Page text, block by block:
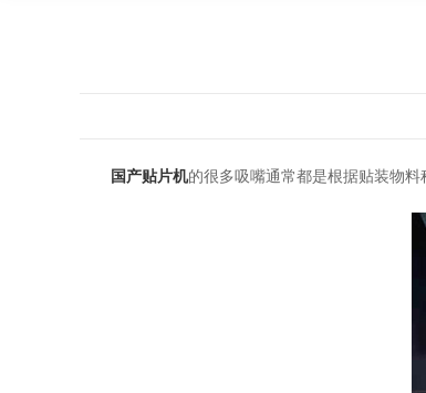
国产贴片机的很多吸嘴通常都是根据贴装物